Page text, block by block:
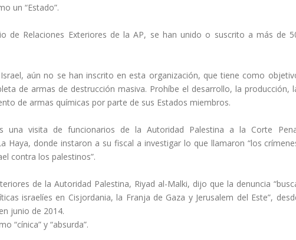
un “Estado”.
de Relaciones Exteriores de la AP, se han unido o suscrito a más de
aún no se han inscrito en esta organización, que tiene como
de armas de destrucción masiva. Prohíbe el desarrollo, la producción,
de armas químicas por parte de sus Estados miembros.
una visita de funcionarios de la Autoridad Palestina a la Corte
Haya, donde instaron a su fiscal a investigar lo que llamaron “los
contra los palestinos”.
de la Autoridad Palestina, Riyad al-Malki, dijo que la denuncia
israelíes en Cisjordania, la Franja de Gaza y Jerusalem del Este”,
junio de 2014.
“cínica” y “absurda”.